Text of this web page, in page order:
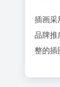
插画采
品牌推
整的插